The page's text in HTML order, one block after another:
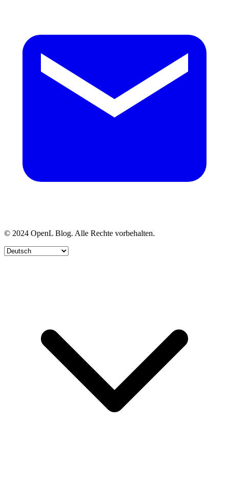
© 2024 OpenL Blog. Alle Rechte vorbehalten.